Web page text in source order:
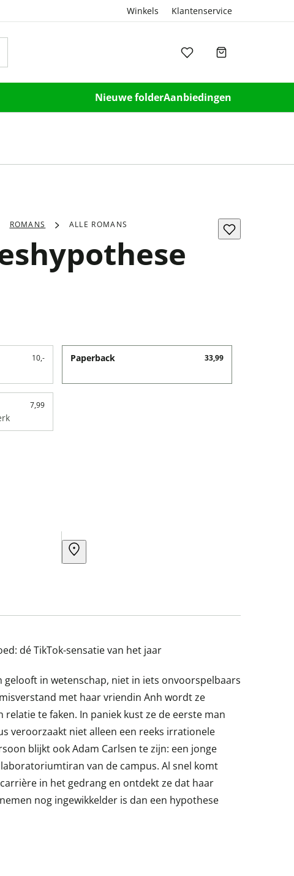
Winkels Klantenservice
Nieuwe folderAanbiedingen
ROMANS ALLE ROMANS
10,- Paperback 33,99
7,99
dé TikTok-sensatie van het jaar
gelooft in wetenschap, niet in iets onvoorspelbaars
met haar vriendin Anh wordt ze
relatie te faken. In paniek kust ze de eerste man
veroorzaakt niet alleen een reeks irrationele
blijkt ook Adam Carlsen te zijn: een jonge
van de campus. Al snel komt
in het gedrang en ontdekt ze dat haar
nog ingewikkelder is dan een hypothese